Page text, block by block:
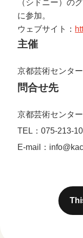
（シドニー）の
に参加。
ウェブサイト：
主催
京都芸術センター
問合せ先
京都芸術センター
TEL：075-213-
E-mail：